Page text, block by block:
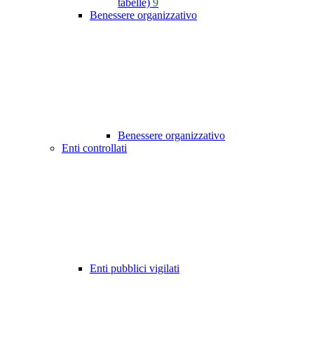
tabelle) 9
Benessere organizzativo
Benessere organizzativo
Enti controllati
Enti pubblici vigilati